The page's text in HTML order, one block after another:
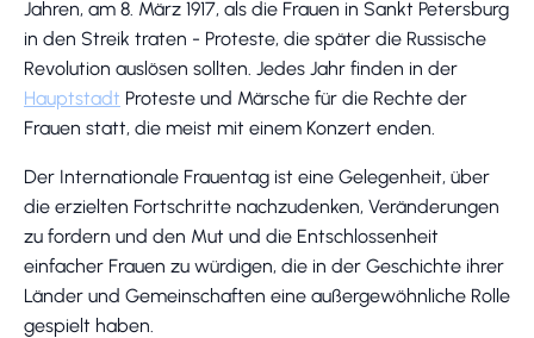
Jahren, am 8. März 1917, als die Frauen in Sankt Petersburg
in den Streik traten - Proteste, die später die Russische
Revolution auslösen sollten. Jedes Jahr finden in der
Hauptstadt Proteste und Märsche für die Rechte der
Frauen statt, die meist mit einem Konzert enden.
Der Internationale Frauentag ist eine Gelegenheit, über
die erzielten Fortschritte nachzudenken, Veränderungen
zu fordern und den Mut und die Entschlossenheit
einfacher Frauen zu würdigen, die in der Geschichte ihrer
Länder und Gemeinschaften eine außergewöhnliche Rolle
gespielt haben.